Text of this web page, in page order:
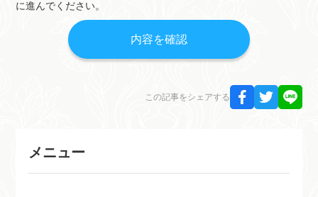
に進んでください。
この記事をシェアする
メニュー